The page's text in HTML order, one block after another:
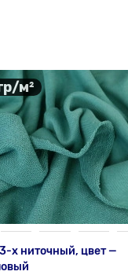
м²
х ниточный, цвет —